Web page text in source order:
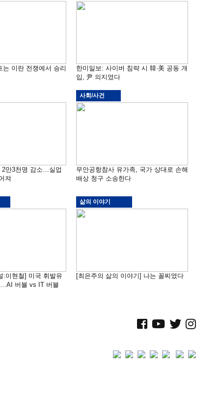
는 이란 전쟁에서 승리
한미일보: 사이버 침략 시 韓·美 공동 개
입, 尹 의지였다
2만3천명 감소…실업
져
사회/사건
무안공항참사 유가족, 국가 상대로 손해
배상 청구 소송한다
:이현철] 미국 휘발유
버블 vs IT 버블
삶의 이야기
[최은주의 삶의 이야기] 나는 꼴찌였다